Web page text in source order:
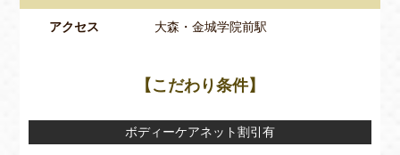
アクセス 大森・金城学院前駅
【こだわり条件】
ボディーケアネット割引有